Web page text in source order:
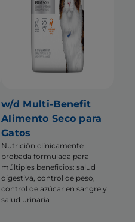
w/d Multi-Benefit
Alimento Seco para
Gatos
Nutrición clínicamente
probada formulada para
múltiples beneficios: salud
digestiva, control de peso,
control de azúcar en sangre y
salud urinaria